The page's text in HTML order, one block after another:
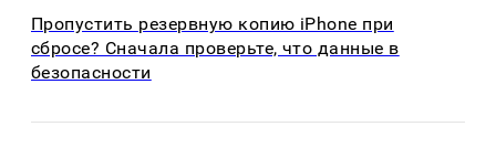
Пропустить резервную копию iPhone при
сбросе? Сначала проверьте, что данные в
безопасности